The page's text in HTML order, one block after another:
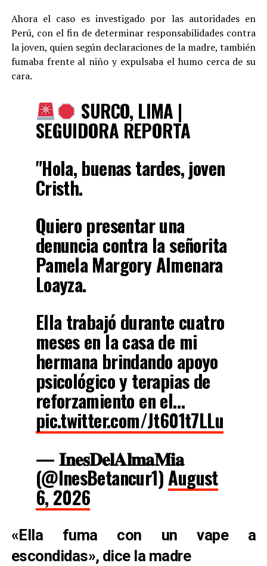
Ahora el caso es investigado por las autoridades en
Perú, con el fin de determinar responsabilidades contra
la joven, quien según declaraciones de la madre, también
fumaba frente al niño y expulsaba el humo cerca de su
cara.
SURCO, LIMA |
SEGUIDORA REPORTA
"Hola, buenas tardes, joven
Cristh.
Quiero presentar una
denuncia contra la señorita
Pamela Margory Almenara
Loayza.
Ella trabajó durante cuatro
meses en la casa de mi
hermana brindando apoyo
psicológico y terapias de
reforzamiento en el…
pic.twitter.com/Jt601t7LLu
— 𝐈𝐧𝐞𝐬𝐃𝐞𝐥𝐀𝐥𝐦𝐚𝐌𝐢𝐚
(@InesBetancur1)August
6, 2026
«Ella fuma con un vape a
escondidas», dice la madre